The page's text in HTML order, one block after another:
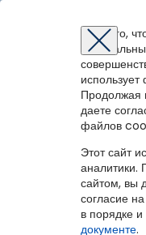
Вернуться назад
Новые
бюллетень.
Для того,
Продолжая
даете
файлов
Этот сайт
аналитики.
сайтом, вы
согласие
в порядке
документе.
Коллегам
Для того чтобы
записям
Если у вас еще
Введите эл.почту,
Зарегистрированные
методическим
библиографическим и
также к записям
Ошибка регистрации.
Вы успешно